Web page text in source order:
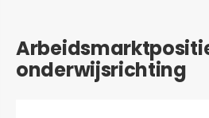
onderwijsrichting